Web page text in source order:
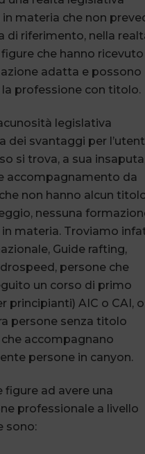
in materia che non
di riferimento, nella
che hanno ricevuto
adatta e possono
professione con titolo.
legislativa
dei svantaggi per
si trova, a sua
accompagnamento da
non hanno alcun
nessuna
in materia. Troviamo
Guide rafting,
persone che
un corso di primo
principianti) AIC o CAI, o
persone senza titolo
accompagnano
persone in canyon.
figure ad avere una
professionale a livello
sono: